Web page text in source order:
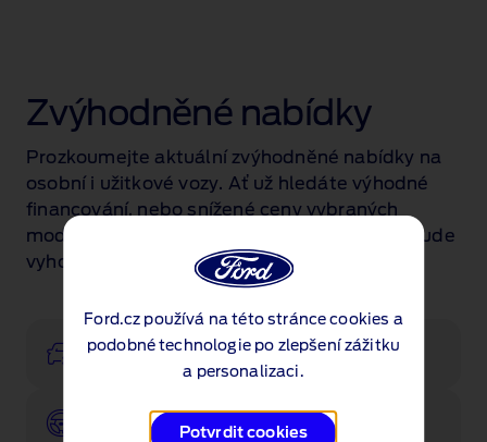
Ford.cz používá na této stránce cookies a
podobné technologie po zlepšení zážitku
a personalizaci.
Potvrdit cookies
Zvýhodněné nabídky
Prozkoumejte aktuální zvýhodněné nabídky na
osobní i užitkové vozy. Ať už hledáte výhodné
financování, nebo snížené ceny vybraných
modelů, určitě najdete nabídku, která vám bude
vyhovovat.
Konfigurovat
Zarezervujte si testovací jízdu